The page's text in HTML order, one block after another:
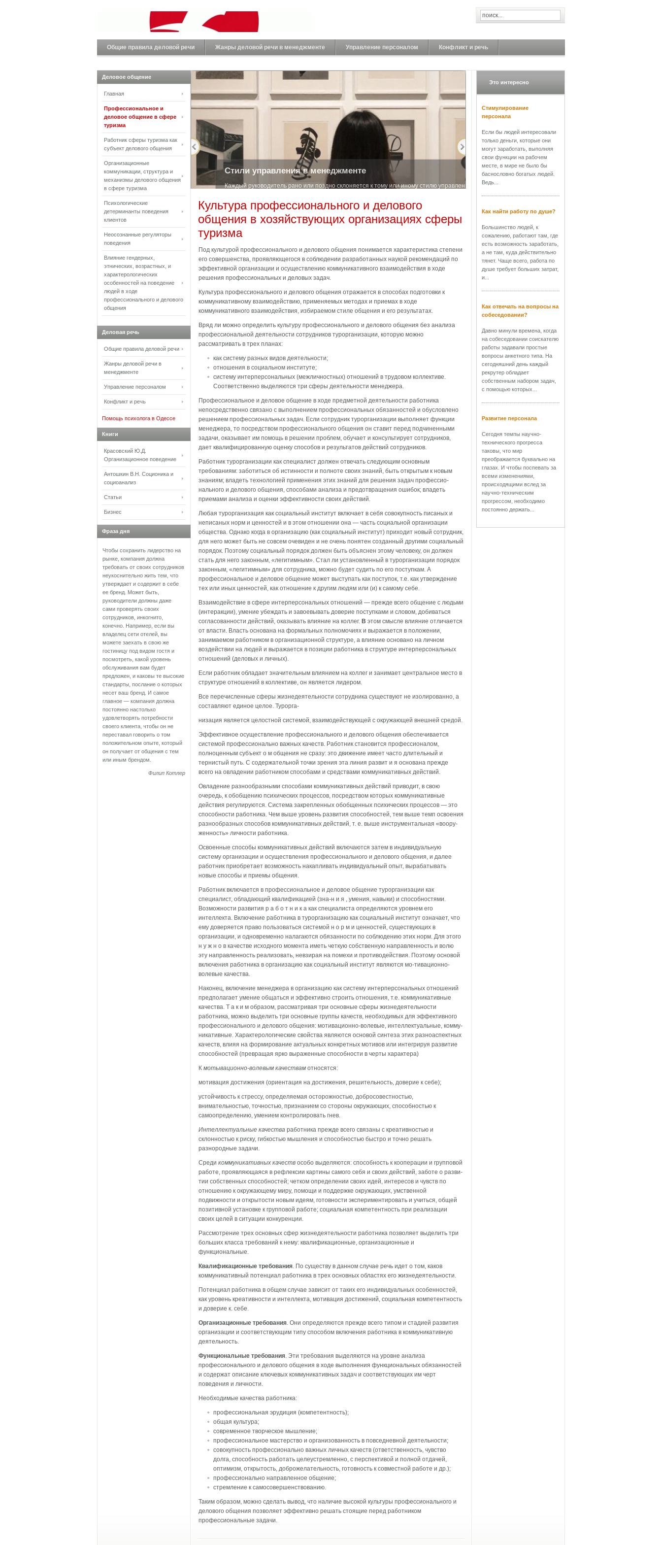
Общие правила деловой речи Жанры деловой речи в менеджменте Управление персоналом Конфликт и речь
Стили управления в менеджменте
Каждый руководитель рано или поздно склоняется к тому или иному стилю управления. В
Культура профессионального и делового
общения в хозяйствующих организациях сферы
туризма
Под культурой профессионального и делового общения пони­мается характеристика степени
его совершенства, проявляюще­гося в соблюдении разработанных наукой рекомендаций по
эф­фективной организации и осуществлению коммуникативного вза­имодействия в ходе
решения профессиональных и деловых задач.
Культура профессионального и делового общения отражается в способах подготовки к
коммуникативному взаимодействию, применяемых методах и приемах в ходе
коммуникативного взаи­модействия, избираемом стиле общения и его результатах.
Вряд ли можно определить культуру профессионального и де­лового общения без анализа
профессиональной деятельности со­трудников турорганизации, которую можно
рассматривать в трех планах:
как систему разных видов деятельности;
отношения в социальном институте;
систему интерперсональных (межличностных) отношений в трудовом коллективе.
Соответственно выделяются три сферы дея­тельности менеджера.
Профессиональное и деловое общение в ходе предметной дея­тельности работника
непосредственно связано с выполнением профессиональных обязанностей и обусловлено
решением про­фессиональных задач. Если сотрудник турорганизации выполняет функции
менеджера, то посредством профессионального обще­ния он ставит перед подчиненными
задачи, оказывает им помощь в решении проблем, обучает и консультирует сотрудников,
дает квалифицированную оценку способов и результатов действий со­трудников.
Работник турорганизации как специалист должен отвечать сле­дующим основным
требованиям: заботиться об истинности и пол­ноте своих знаний, быть открытым к новым
знаниям; владеть тех­нологией применения этих знаний для решения задач профессио­
нального и делового общения, способами анализа и предотвра­щения ошибок; владеть
приемами анализа и оценки эффективно­сти своих действий.
Любая турорганизация как социальный институт включает в себя совокупность писаных и
неписаных норм и ценностей и в этом отношении она — часть социальной организации
общества. Однако когда в организацию (как социальный институт) прихо­дит новый сотрудник,
для него может быть не совсем очевиден и не очень понятен созданный другими социальный
порядок. По­этому социальный порядок должен быть объяснен этому челове­ку, он должен
стать для него законным, «легитимным». Стал ли установленный в турорганизации порядок
законным, «легитим­ным» для сотрудника, можно будет судить по его поступкам. А
профессиональное и деловое общение может выступать как по­ступок, т.е. как утверждение
тех или иных ценностей, как отно­шение к другим людям или (и) к самому себе.
Взаимодействие в сфере интерперсональных отношений — прежде всего общение с людьми
(интеракции), умение убеждать и завоевывать доверие поступками и словом, добиваться
согласо­ванности действий, оказывать влияние на коллег. В этом смысле влияние отличается
от власти. Власть основана на формальных полномочиях и выражается в положении,
занимаемом работни­ком в организационной структуре, а влияние основано на лич­ном
воздействии на людей и выражается в позиции работника в структуре интерперсональных
отношений (деловых и личных).
Если работник обладает значительным влиянием на коллег и занимает центральное место в
структуре отношений в коллекти­ве, он является лидером.
Все перечисленные сферы жизнедеятельности сотрудника су­ществуют не изолированно, а
составляют единое целое. Турорга-
низация является целостной системой, взаимодействующей с ок­ружающей внешней средой.
Эффективное осуществление профессионального и делового общения обеспечивается
системой профессионально важных качеств. Работник становится профессионалом,
полноценным субъек­т о м общения не сразу: это движение имеет часто длительный и
тернистый путь. С содержательной точки зрения эта линия разви­т и я основана прежде
всего на овладении работником способами и средствами коммуникативных действий.
Овладение разнообразными способами коммуникативных дей­ствий приводит, в свою
очередь, к обобщению психических про­цессов, посредством которых коммуникативные
действия регули­руются. Система закрепленных обобщенных психических процес­сов — это
способности работника. Чем выше уровень развития способностей, тем выше темп освоения
разнообразных способов коммуникативных действий, т. е. выше инструментальная «воору­
женность» личности работника.
Освоенные способы коммуникативных действий включаются затем в индивидуальную
систему организации и осуществления профессионального и делового общения, и далее
работник при­обретает возможность накапливать индивидуальный опыт, выра­батывать
новые способы и приемы общения.
Работник включается в профессиональное и деловое общение турорганизации как
специалист, обладающий квалификацией (зна-н и я , умения, навыки) и способностями.
Возможности развития р а б о т н и к а как специалиста определяются уровнем его
интеллекта. Включение работника в турорганизацию как социальный ин­ститут означает, что
ему доверяется право пользоваться системой н о р м и ценностей, существующих в
организации, и одновремен­но налагаются обязанности по соблюдению этих норм. Для этого
н у ж н о в качестве исходного момента иметь четкую собственную направленность и волю
эту направленность реализовать, невзи­рая на помехи и противодействия. Поэтому основой
включения работника в организацию как социальный институт являются мо-тивационно-
волевые качества.
Наконец, включение менеджера в организацию как систему интерперсональных отношений
предполагает умение общаться и эффективно строить отношения, т.е. коммуникативные
качества. Т а к и м образом, рассматривая три основные сферы жизнедея­тельности
работника, можно выделить три основные группы ка­честв, необходимых для эффективного
профессионального и дело­вого общения: мотивационно-волевые, интеллектуальные, комму­
никативные. Характерологические свойства являются основой син­теза этих разноаспектных
качеств, влияя на формирование акту­альных конкретных мотивов или интегрируя развитие
способнос­тей (превращая ярко выраженные способности в черты характера)
К мотывационно-волевым качествам относятся:
мотивация достижения (ориентация на достижения, решитель­ность, доверие к себе);
устойчивость к стрессу, определяемая осторожностью, добро­совестностью,
внимательностью, точностью, признанием со сто­роны окружающих, способностью к
самоопределению, умением контролировать гнев.
Интеллектуальные качества работника прежде всего связаны с креативностью и
склонностью к риску, гибкостью мышления и способностью быстро и точно решать
разнородные задачи.
Среди коммуникативных качеств особо выделяются: способ­ность к кооперации и групповой
работе, проявляющаяся в реф­лексии картины самого себя и своих действий, заботе о разви­
тии собственных способностей; четком определении своих идей, интересов и чувств по
отношению к окружающему миру, помо­щи и поддержке окружающих, умственной
подвижности и от­крытости новым идеям, готовности экспериментировать и учить­ся, общей
позитивной установке к групповой работе; социальная компетентность при реализации
своих целей в ситуации конку­ренции.
Рассмотрение трех основных сфер жизнедеятельности работ­ника позволяет выделить три
больших класса требований к нему: квалификационные, организационные и
функциональные.
Квалификационные требования. По существу в дан­ном случае речь идет о том, каков
коммуникативный потенциал работника в трех основных областях его жизнедеятельности.
Потенциал работника в общем случае зависит от таких его ин­дивидуальных особенностей,
как уровень креативности и интел­лекта, мотивация достижений, социальная компетентность
и до­верие к. себе.
Организационные требования. Они определяются прежде всего типом и стадией развития
организации и соответ­ствующим типу способом включения работника в коммуникатив­ную
деятельность.
Функциональные требования. Эти требования выде­ляются на уровне анализа
профессионального и делового обще­ния в ходе выполнения функциональных обязанностей
и содер­жат описание ключевых коммуникативных задач и соответствую­щих им черт
поведения и личности.
Необходимые качества работника:
профессиональная эрудиция (компетентность);
общая культура;
современное творческое мышление;
профессиональное мастерство и организованность в повседнев­ной деятельности;
совокупность профессионально важных личных качеств (ответ­ственность, чувство
долга, способность работать целеустремлен­но, с перспективой и полной отдачей,
оптимизм, открытость, доброжелательность, готовность к совместной работе и др.);
профессионально направленное общение;
стремление к самосовершенствованию.
Таким образом, можно сделать вывод, что наличие высокой куль­туры профессионального и
делового общения позволяет эффек­тивно решать стоящие перед работником
профессиональные задачи.
Это интересно
Стимулирование
персонала
Если бы людей интересовали
только деньги, которые они
могут заработать, выполняя
свои функции на рабочем
месте, в мире не было бы
баснословно богатых людей.
Ведь...
Как найти работу по душе?
Большинство людей, к
сожалению, работают там, где
есть возможность заработать,
а не там, куда действительно
тянет. Чаще всего, работа по
душе требует больших затрат,
и...
Как отвечать на вопросы на
собеседовании?
Давно минули времена, когда
на собеседовании соискателю
работы задавали простые
вопросы анкетного типа. На
сегодняшний день каждый
рекрутер обладает
собственным набором задач,
с помощью которых...
Развитие персонала
Сегодня темпы научно-
технического прогресса
таковы, что мир
преображается буквально на
глазах. И чтобы поспевать за
всеми изменениями,
происходящими вслед за
научно-техническим
прогрессом, необходимо
постоянно держать...
Деловое общение
Главная
Профессиональное и
деловое общение в сфере
туризма
Работник сферы туризма как
субъект делового общения
Организационные
коммуникации, структура и
механизмы делового общения
в сфере туризма
Психологические
детерминанты поведения
клиентов
Неосознанные регуляторы
поведения
Влияние гендерных,
этнических, возрастных, и
характерологических
особенностей на поведение
людей в ходе
профессионального и делового
общения
Деловая речь
Общие правила деловой речи
Жанры деловой речи в
менеджменте
Управление персоналом
Конфликт и речь
Помощь психолога в Одессе
Книги
Красовский Ю.Д.
Организационное поведение
Антошкин В.Н. Соционика и
социоанализ
Статьи
Бизнес
Фраза дня
Чтобы сохранить лидерство на
рынке, компания должна
требовать от своих сотрудников
неукоснительно жить тем, что
утверждает и содержит в себе
ее бренд. Может быть,
руководители должны даже
сами проверять своих
сотрудников, инкогнито,
конечно. Например, если вы
владелец сети отелей, вы
можете заехать в свою же
гостиницу под видом гостя и
посмотреть, какой уровень
обслуживания вам будет
предложен, и каковы те высокие
стандарты, послание о которых
несет ваш бренд. И самое
главное — компания должна
постоянно настолько
удовлетворять потребности
своего клиента, чтобы он не
переставал говорить о том
положительном опыте, который
он получает от общения с тем
или иным брендом.
Филип Котлер